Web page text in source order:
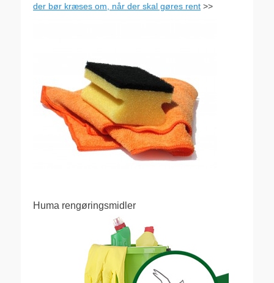
der bør kræses om, når der skal gøres rent >>
Huma rengøringsmidler